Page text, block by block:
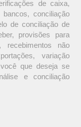
de caixa,
conciliação
de conciliação de
provisões para
recebimentos não
variação
que deseja se
e conciliação